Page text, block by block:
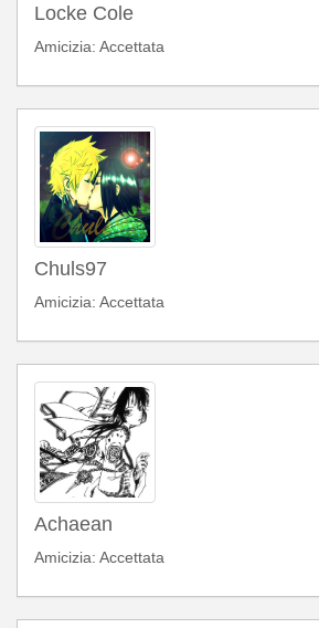
Locke Cole
Amicizia: Accettata
Chuls97
Amicizia: Accettata
Achaean
Amicizia: Accettata